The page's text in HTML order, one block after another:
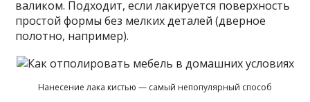
валиком. Подходит, если лакируется поверхность
простой формы без мелких деталей (дверное
полотно, например).
Нанесение лака кистью — самый непопулярный способ